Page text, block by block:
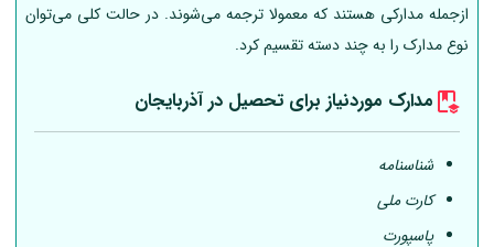
ازجمله مدارکی هستند که معمولا ترجمه می‌شوند. در حالت کلی می‌توان
نوع مدارک را به چند دسته تقسیم کرد.
مدارک موردنیاز برای تحصیل در آذربایجان
شناسنامه
کارت ملی
پاسپورت